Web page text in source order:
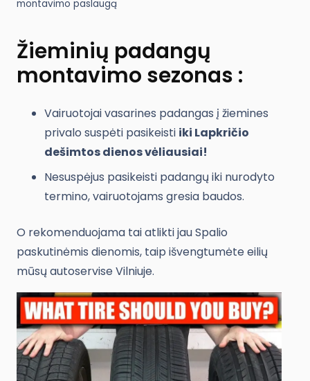
montavimo paslaugą
Žieminių padangų
montavimo sezonas :
Vairuotojai vasarines padangas į žiemines
privalo suspėti pasikeisti iki Lapkričio
dešimtos dienos vėliausiai!
Nesuspėjus pasikeisti padangų iki nurodyto
termino, vairuotojams gresia baudos.
O rekomenduojama tai atlikti jau Spalio
paskutinėmis dienomis, taip išvengtumėte eilių
mūsų autoservise Vilniuje.